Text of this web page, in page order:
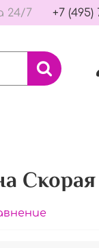
24/7 +7 (495)